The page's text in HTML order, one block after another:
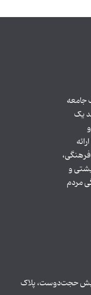
جامعه
یک
و
مردم
نبش حجت‌دوست، پلاک